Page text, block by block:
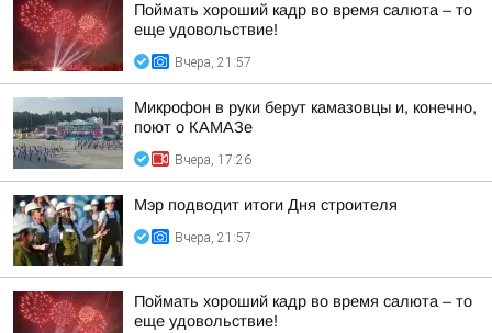
Поймать хороший кадр во время салюта – то
еще удовольствие!
Вчера, 21:57
Микрофон в руки берут камазовцы и, конечно,
поют о КАМАЗе
Вчера, 17:26
Мэр подводит итоги Дня строителя
Вчера, 21:57
Поймать хороший кадр во время салюта – то
еще удовольствие!